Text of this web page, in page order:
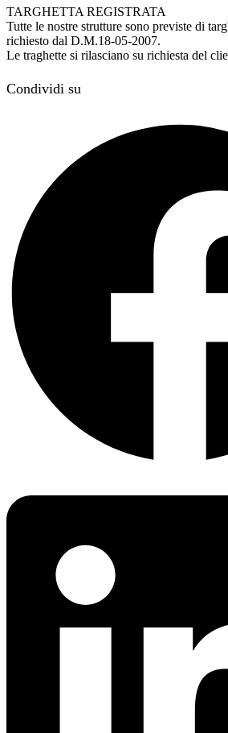
TARGHETTA REGISTRATA
Tutte le nostre strutture sono previste di
richiesto dal D.M.18-05-2007.
Le traghette si rilasciano su richiesta del
Condividi su